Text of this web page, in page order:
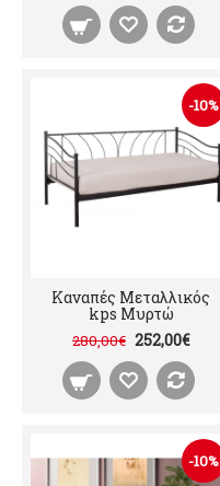
-10%
Καναπές Μεταλλικός
kps Μυρτώ
280,00€ 252,00€
-10%